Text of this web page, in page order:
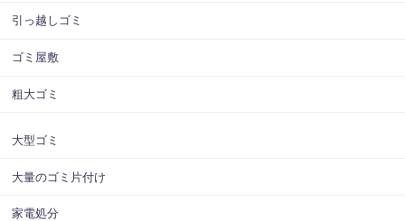
引っ越しゴミ
ゴミ屋敷
粗大ゴミ
大型ゴミ
大量のゴミ片付け
家電処分